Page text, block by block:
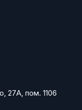
27А, пом. 1106